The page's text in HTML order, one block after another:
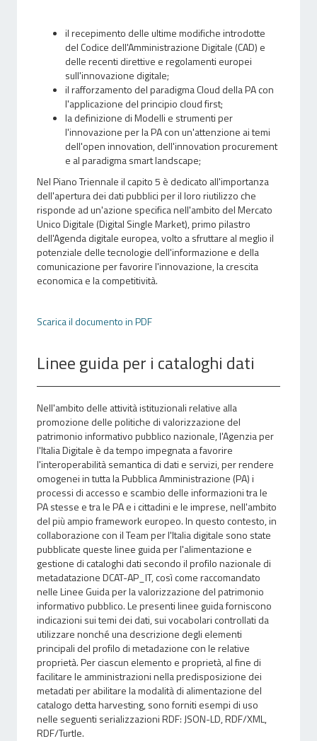
il recepimento delle ultime modifiche introdotte
del Codice dell'Amministrazione Digitale (CAD) e
delle recenti direttive e regolamenti europei
sull'innovazione digitale;
il rafforzamento del paradigma Cloud della PA con
l'applicazione del principio cloud first;
la definizione di Modelli e strumenti per
l'innovazione per la PA con un'attenzione ai temi
dell'open innovation, dell'innovation procurement
e al paradigma smart landscape;
Nel Piano Triennale il capito 5 è dedicato all'importanza
dell'apertura dei dati pubblici per il loro riutilizzo che
risponde ad un'azione specifica nell'ambito del Mercato
Unico Digitale (Digital Single Market), primo pilastro
dell'Agenda digitale europea, volto a sfruttare al meglio il
potenziale delle tecnologie dell'informazione e della
comunicazione per favorire l'innovazione, la crescita
economica e la competitività.
Scarica il documento in PDF
Linee guida per i cataloghi dati
Nell'ambito delle attività istituzionali relative alla
promozione delle politiche di valorizzazione del
patrimonio informativo pubblico nazionale, l'Agenzia per
l'Italia Digitale è da tempo impegnata a favorire
l'interoperabilità semantica di dati e servizi, per rendere
omogenei in tutta la Pubblica Amministrazione (PA) i
processi di accesso e scambio delle informazioni tra le
PA stesse e tra le PA e i cittadini e le imprese, nell'ambito
del più ampio framework europeo. In questo contesto, in
collaborazione con il Team per l'Italia digitale sono state
pubblicate queste linee guida per l'alimentazione e
gestione di cataloghi dati secondo il profilo nazionale di
metadatazione DCAT-AP_IT, così come raccomandato
nelle Linee Guida per la valorizzazione del patrimonio
informativo pubblico. Le presenti linee guida forniscono
indicazioni sui temi dei dati, sui vocabolari controllati da
utilizzare nonché una descrizione degli elementi
principali del profilo di metadazione con le relative
proprietà. Per ciascun elemento e proprietà, al fine di
facilitare le amministrazioni nella predisposizione dei
metadati per abilitare la modalità di alimentazione del
catalogo detta harvesting, sono forniti esempi di uso
nelle seguenti serializzazioni RDF: JSON-LD, RDF/XML,
RDF/Turtle.